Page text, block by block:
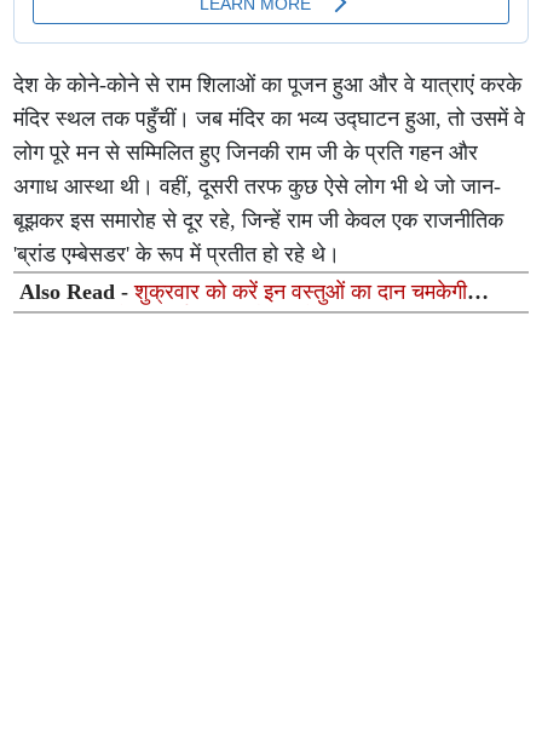
देश के कोने-कोने से राम शिलाओं का पूजन हुआ और वे यात्राएं करके
मंदिर स्थल तक पहुँचीं। जब मंदिर का भव्य उद्घाटन हुआ, तो उसमें वे
लोग पूरे मन से सम्मिलित हुए जिनकी राम जी के प्रति गहन और
अगाध आस्था थी। वहीं, दूसरी तरफ कुछ ऐसे लोग भी थे जो जान-
बूझकर इस समारोह से दूर रहे, जिन्हें राम जी केवल एक राजनीतिक
'ब्रांड एम्बेसडर' के रूप में प्रतीत हो रहे थे।
Also Read -शुक्रवार को करें इन वस्तुओं का दान चमकेगी
किस्मत, दूर होगी आर्थिक तंगी और बरसेगी मां लक्ष्मी की कृपा